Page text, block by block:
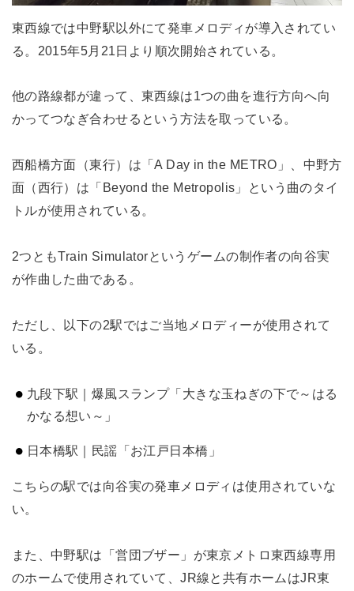
東西線では中野駅以外にて発車メロディが導入されてい
る。2015年5月21日より順次開始されている。
他の路線都が違って、東西線は1つの曲を進行方向へ向
かってつなぎ合わせるという方法を取っている。
西船橋方面（東行）は「A Day in the METRO」、中野方
面（西行）は「Beyond the Metropolis」という曲のタイ
トルが使用されている。
2つともTrain Simulatorというゲームの制作者の向谷実
が作曲した曲である。
ただし、以下の2駅ではご当地メロディーが使用されて
いる。
九段下駅｜爆風スランプ「大きな玉ねぎの下で～はる
かなる想い～」
日本橋駅｜民謡「お江戸日本橋」
こちらの駅では向谷実の発車メロディは使用されていな
い。
また、中野駅は「営団ブザー」が東京メトロ東西線専用
のホームで使用されていて、JR線と共有ホームはJR東